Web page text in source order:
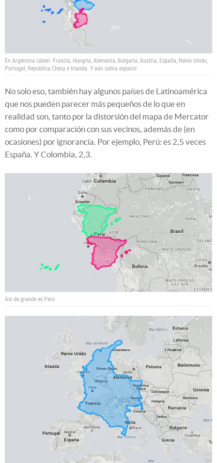
En Argentina caben: Francia, Hungría, Alemania, Bulgaria, Austria, España, Reino Unido,
Portugal, República Checa e Irlanda. Y aún sobra espacio
No solo eso, también hay algunos países de Latinoamérica
que nos pueden parecer más pequeños de lo que en
realidad son, tanto por la distorsión del mapa de Mercator
como por comparación con sus vecinos, además de (en
ocasiones) por ignorancia. Por ejemplo, Perú: es 2,5 veces
España. Y Colombia, 2,3.
Así de grande es Perú